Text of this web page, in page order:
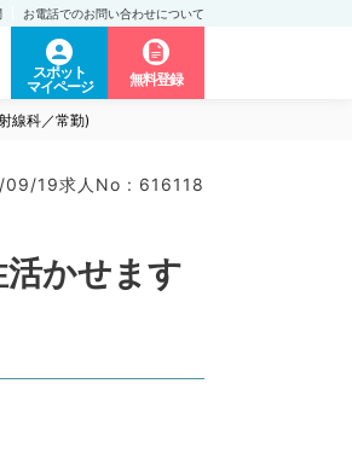
お電話でのお問い合わせについて
スポット
マイページ
無料登録
線科／常勤)
09/19求人No : 616118
かせます